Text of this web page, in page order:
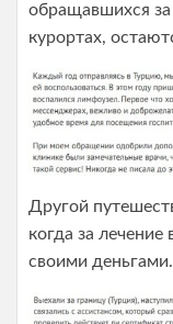
обращавшихся
курортах,
Другой
когда за
своими деньгами.